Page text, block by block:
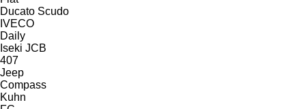
Ducato Scudo
IVECO
Daily
Iseki JCB
407
Jeep
Compass
Kuhn